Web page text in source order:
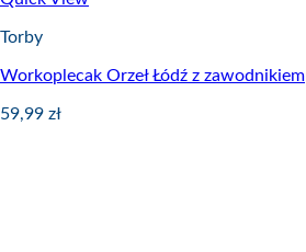
Torby
Workoplecak Orzeł Łódź z zawodnikiem
59,99 zł